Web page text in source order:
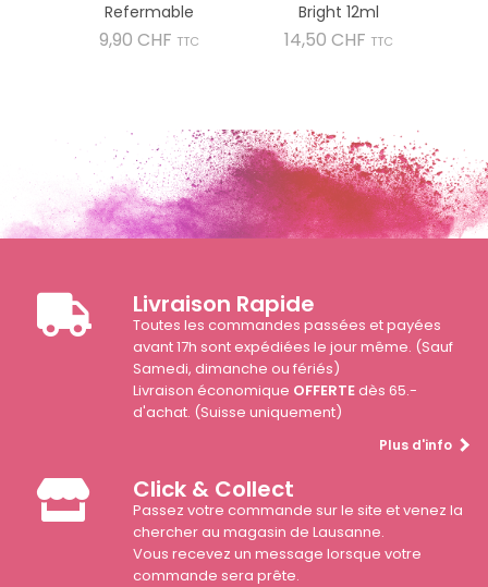
Refermable
9,90 CHF Prix
TTC
Bright 12ml
14,50 CHF Prix
TTC
Livraison Rapide
Toutes les commandes passées et payées
avant 17h sont expédiées le jour même. (Sauf
Samedi, dimanche ou fériés)
Livraison économique OFFERTEdès 65.-
d'achat. (Suisse uniquement)
Plus d'info
Click & Collect
Passez votre commande sur le site et venez la
chercher au magasin de Lausanne.
Vous recevez un message lorsque votre
commande sera prête.